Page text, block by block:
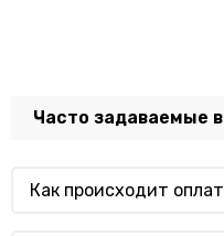
Часто задаваемые
Как происходит